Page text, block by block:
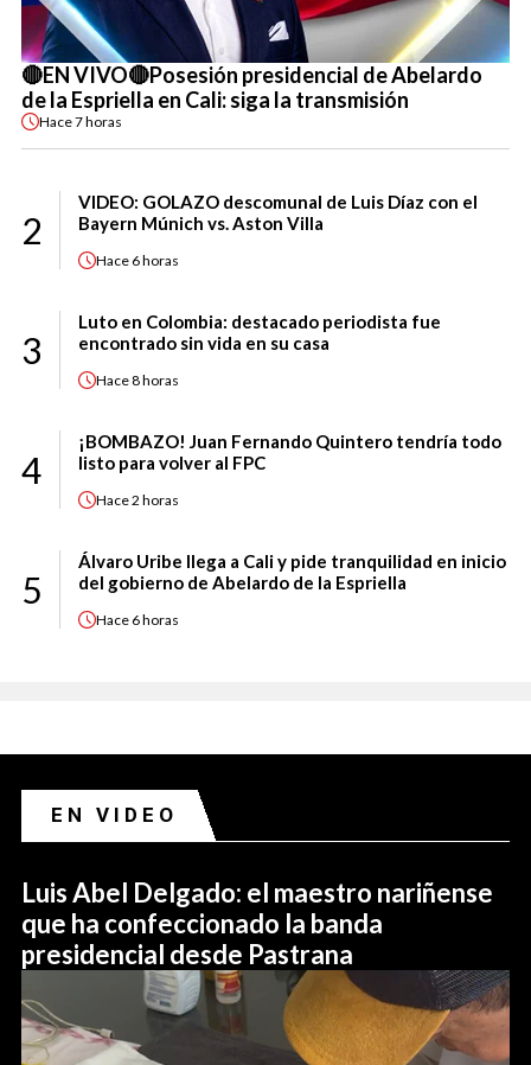
🔴EN VIVO🔴Posesión presidencial de Abelardo
de la Espriella en Cali: siga la transmisión
Hace7 horas
2
VIDEO: GOLAZO descomunal de Luis Díaz con el
Bayern Múnich vs. Aston Villa
Hace 6 horas
3
Luto en Colombia: destacado periodista fue
encontrado sin vida en su casa
Hace8 horas
4
¡BOMBAZO! Juan Fernando Quintero tendría todo
listo para volver al FPC
Hace2 horas
5
Álvaro Uribe llega a Cali y pide tranquilidad en inicio
del gobierno de Abelardo de la Espriella
Hace 6 horas
EN VIDEO
Luis Abel Delgado: el maestro nariñense
que ha confeccionado la banda
presidencial desde Pastrana